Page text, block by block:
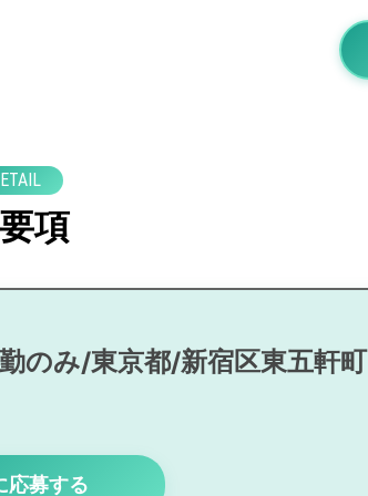
項
のみ/東京都/新宿区東五軒町
応募する